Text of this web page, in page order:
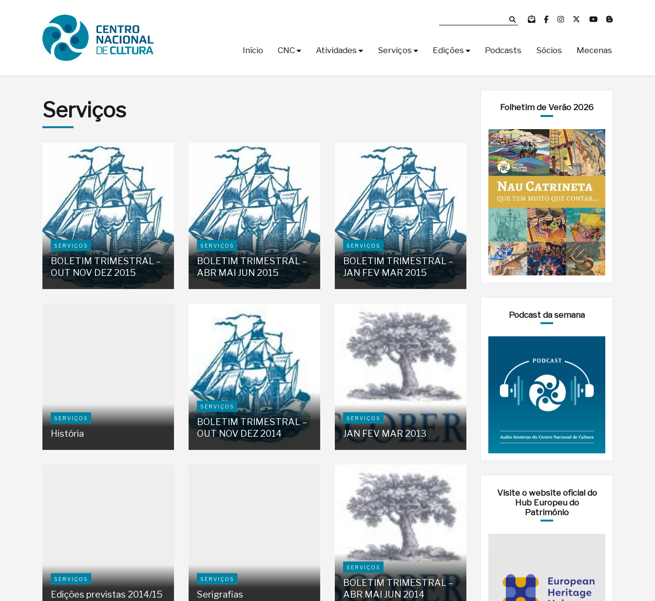
Início CNC Atividades Serviços Edições Podcasts Sócios Mecenas
Serviços
SERVIÇOS
BOLETIM TRIMESTRAL –
OUT NOV DEZ 2015
SERVIÇOS
BOLETIM TRIMESTRAL –
ABR MAI JUN 2015
SERVIÇOS
BOLETIM TRIMESTRAL –
JAN FEV MAR 2015
SERVIÇOS
História
SERVIÇOS
BOLETIM TRIMESTRAL –
OUT NOV DEZ 2014
SERVIÇOS
JAN FEV MAR 2013
SERVIÇOS
Edições previstas 2014/15
SERVIÇOS
Serigrafias
SERVIÇOS
BOLETIM TRIMESTRAL –
ABR MAI JUN 2014
Folhetim de Verão 2026
Podcast da semana
Visite o website oficial do
Hub Europeu do
Património